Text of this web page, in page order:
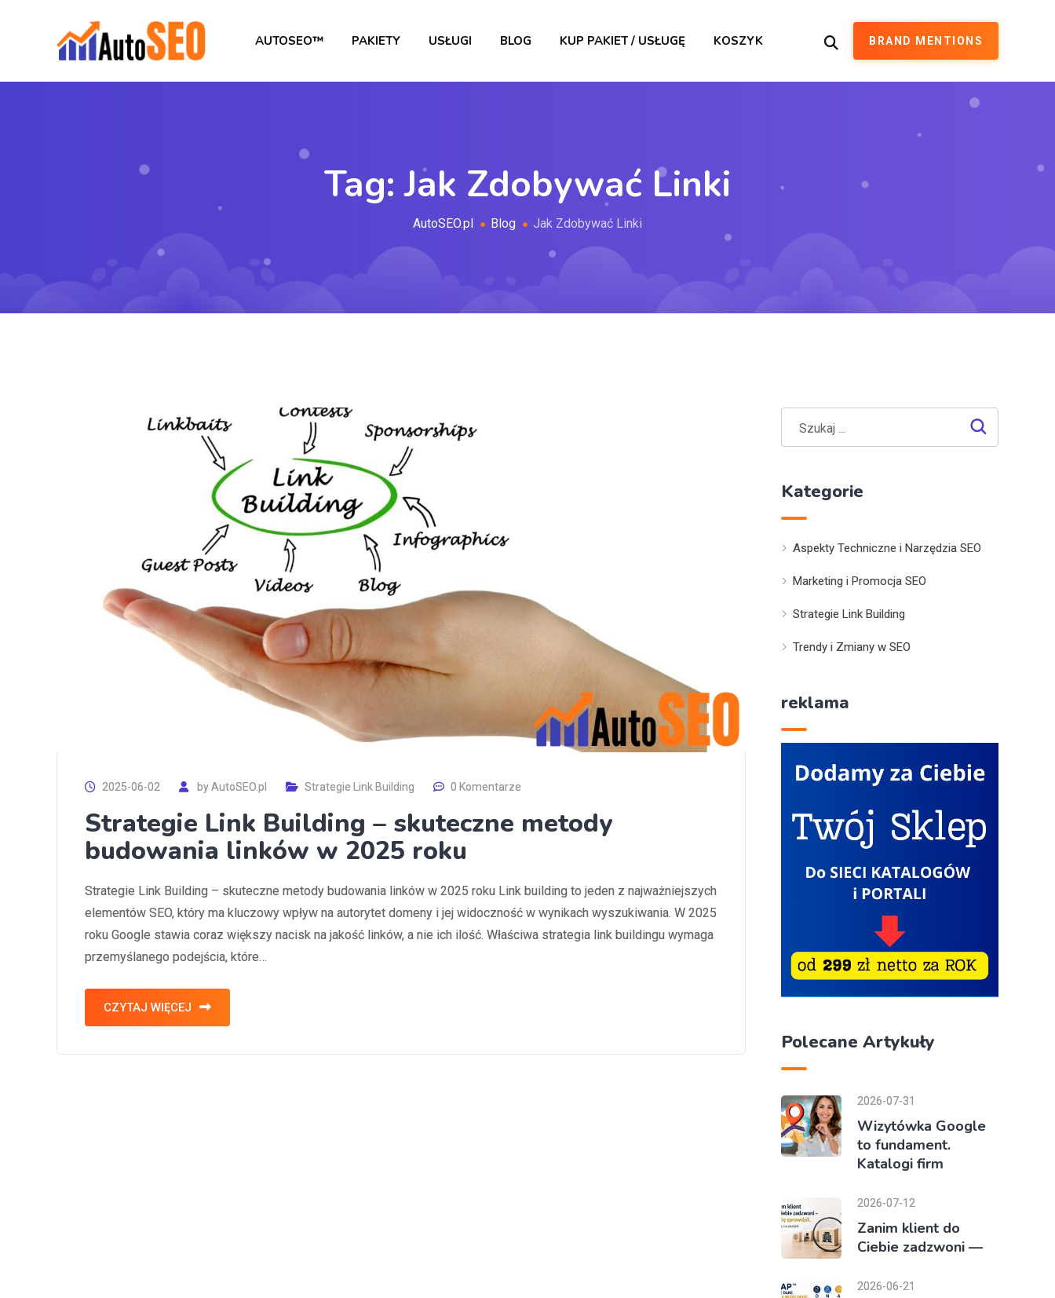
AUTOSEO™ PAKIETY USŁUGI BLOG KUP PAKIET / USŁUGĘ KOSZYK BRAND MENTIONS
Tag:Jak Zdobywać Linki
AutoSEO.pl Blog Jak Zdobywać Linki
2025-06-02 byAutoSEO.pl Strategie Link Building 0 Komentarze
Strategie Link Building – skuteczne metody
budowania linków w 2025 roku
Strategie Link Building – skuteczne metody budowania linków w 2025 roku Link building to jeden z najważniejszych
elementów SEO, który ma kluczowy wpływ na autorytet domeny i jej widoczność w wynikach wyszukiwania. W 2025
roku Google stawia coraz większy nacisk na jakość linków, a nie ich ilość. Właściwa strategia link buildingu wymaga
przemyślanego podejścia, które…
CZYTAJ WIĘCEJ
Kategorie
Aspekty Techniczne i Narzędzia SEO
Marketing i Promocja SEO
Strategie Link Building
Trendy i Zmiany w SEO
reklama
Polecane Artykuły
2026-07-31
Wizytówka Google
to fundament.
Katalogi firm
2026-07-12
Zanim klient do
Ciebie zadzwoni —
2026-06-21